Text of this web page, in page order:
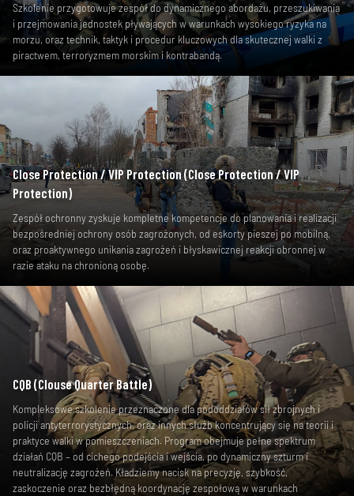
Szkolenie przygotowuje zespół do dynamicznego abordażu, przeszukiwania
i przejmowania jednostek pływających w warunkach wysokiego ryzyka na
morzu, oraz technik, taktyk i procedur kluczowych dla skutecznej walki z
piractwem, terroryzmem morskim i kontrabandą.
Close Protection / VIP Protection (Close Protection / VIP
Protection)
Zespół ochronny zyskuje kompletne kompetencje do planowania i realizacji
bezpośredniej ochrony osób zagrożonych, od eskorty pieszej po mobilną,
oraz proaktywnego unikania zagrożeń i błyskawicznej reakcji obronnej w
razie ataku na chronioną osobę.
CQB (Clouse Quarter Battle)
Kompleksowe szkolenie przeznaczone dla pododdziałów sił zbrojnych i
policji antyterrorystycznych, oraz innych służb koncentrujący się na teorii i
praktyce walki w pomieszczeniach. Program obejmuje pełne spektrum
działań CQB – od cichego podejścia i wejścia, po dynamiczny szturm i
neutralizację zagrożeń. Kładziemy nacisk na precyzję, szybkość,
zaskoczenie oraz bezbłędną koordynację zespołową w warunkach